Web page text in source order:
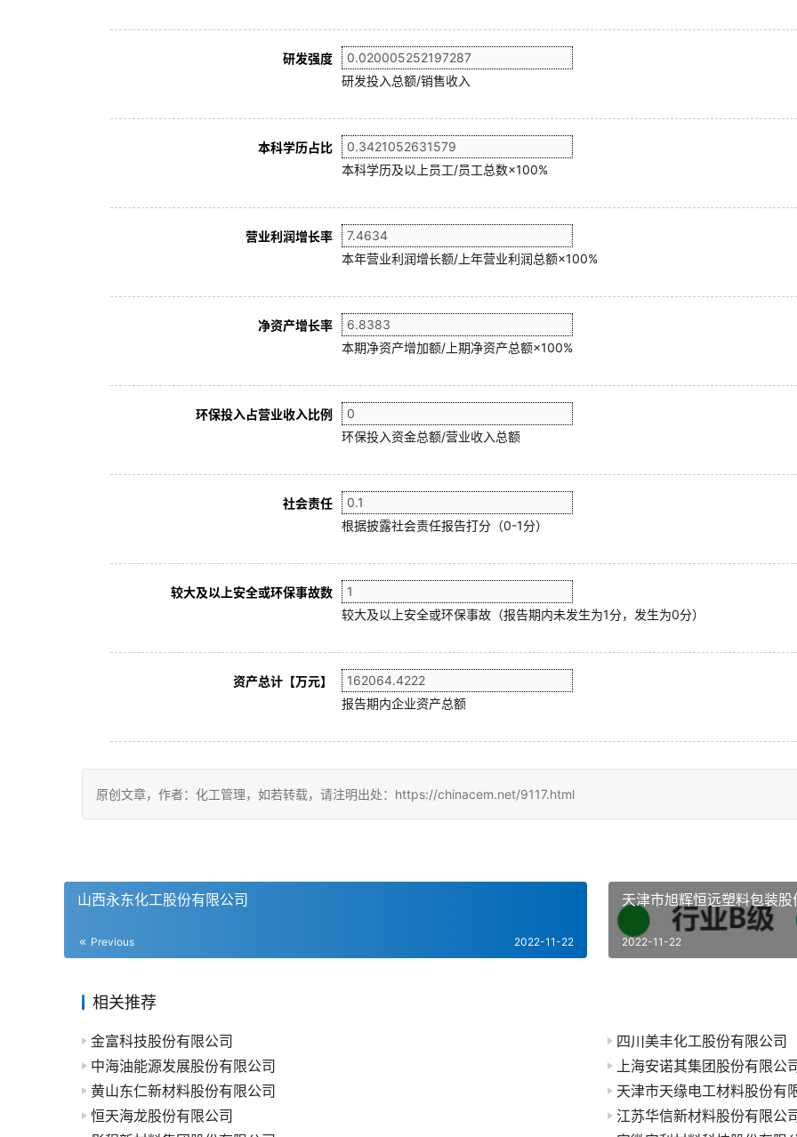
研发强度
研发投入总额/销售收入
本科学历占比
本科学历及以上员工/员工总数×100%
营业利润增长率
本年营业利润增长额/上年营业利润总额×100%
净资产增长率
本期净资产增加额/上期净资产总额×100%
环保投入占营业收入比例
环保投入资金总额/营业收入总额
社会责任
根据披露社会责任报告打分（0-1分）
较大及以上安全或环保事故数
较大及以上安全或环保事故（报告期内未发生为1分，发生为0分）
资产总计【万元】
报告期内企业资产总额
原创文章，作者：化工管理，如若转载，请注明出处：https://chinacem.net/9117.html
山西永东化工股份有限公司
Previous 2022-11-22
天津市旭辉恒远塑料包装
2022-11-22
相关推荐
金富科技股份有限公司
四川美丰化工股份有限公司
中海油能源发展股份有限公司
上海安诺其集团股份有限公
黄山东仁新材料股份有限公司
天津市天缘电工材料股份有
恒天海龙股份有限公司
江苏华信新材料股份有限公